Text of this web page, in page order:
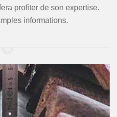
profiter de son expertise.
informations.